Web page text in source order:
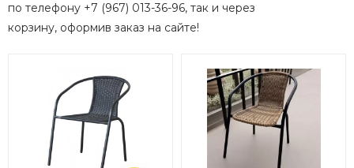
по телефону +7 (967) 013-36-96, так и через
корзину, оформив заказ на сайте!